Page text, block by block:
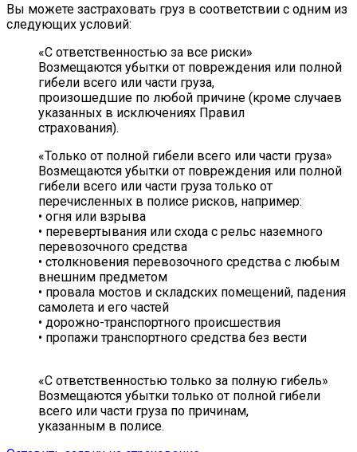
Вы можете застраховать груз в соответствии с одним из
следующих условий:
«С ответственностью за все риски»
Возмещаются убытки от повреждения или полной
гибели всего или части груза,
произошедшие по любой причине (кроме случаев
указанных в исключениях Правил
страхования).
«Только от полной гибели всего или части груза»
Возмещаются убытки от повреждения или полной
гибели всего или части груза только от
перечисленных в полисе рисков, например:
• огня или взрыва
• перевертывания или схода с рельс наземного
перевозочного средства
• столкновения перевозочного средства с любым
внешним предметом
• провала мостов и складских помещений, падения
самолета и его частей
• дорожно-транспортного происшествия
• пропажи транспортного средства без вести
«С ответственностью только за полную гибель»
Возмещаются убытки только от полной гибели
всего или части груза по причинам,
указанным в полисе.